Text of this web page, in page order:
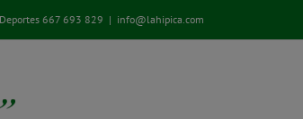
667 693 829 | info@lahipica.com